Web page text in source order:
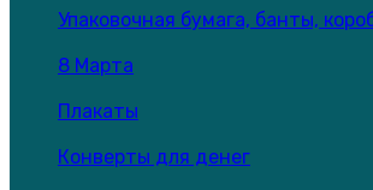
Упаковочная бумага, банты,
8 Марта
Плакаты
Конверты для денег